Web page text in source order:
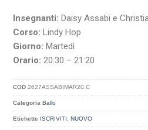
Insegnanti: Daisy Assabi e
Corso: Lindy Hop
Giorno: Martedì
Orario: 20:30 – 21:20
COD2627ASSABIMAR20.C
Categoria Ballo
Etichette ISCRIVITI ,NUOVO